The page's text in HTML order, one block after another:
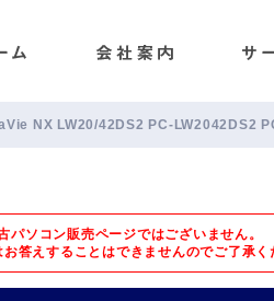
NX LW20/42DS2 PC-LW2042DS2
ソコン販売ページではございません。
お答えすることはできませんのでご了承く